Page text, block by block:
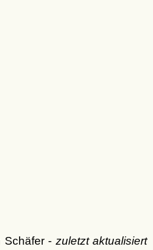
Schäfer - zuletzt aktualisiert